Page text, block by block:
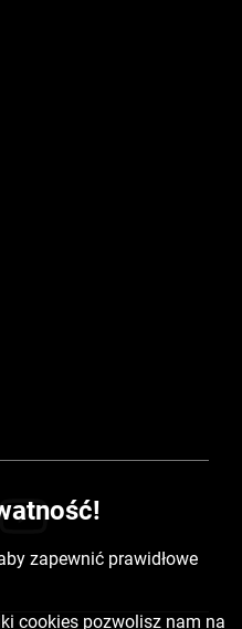
zapewnić prawidłowe
cookies pozwolisz nam na